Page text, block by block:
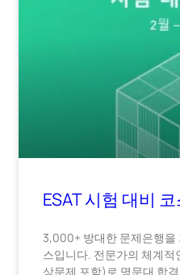
ESAT 시험 대비
3,000+ 방대한 문제은행을
스입니다. 전문가의 체계
상문제 포함)로 명문대 합